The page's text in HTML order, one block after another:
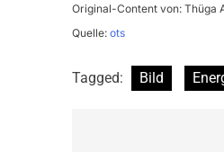
Original-Content von: Thüga
Quelle: ots
Tagged: Bild